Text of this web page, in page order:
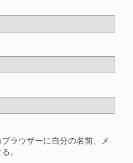
ラウザーに自分の名前、メ
。